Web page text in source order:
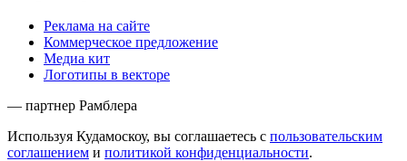
Реклама на сайте
Коммерческое предложение
Медиа кит
Логотипы в векторе
— партнер Рамблера
Используя Кудамоскоу, вы соглашаетесь с пользовательским
соглашением и политикой конфиденциальности.